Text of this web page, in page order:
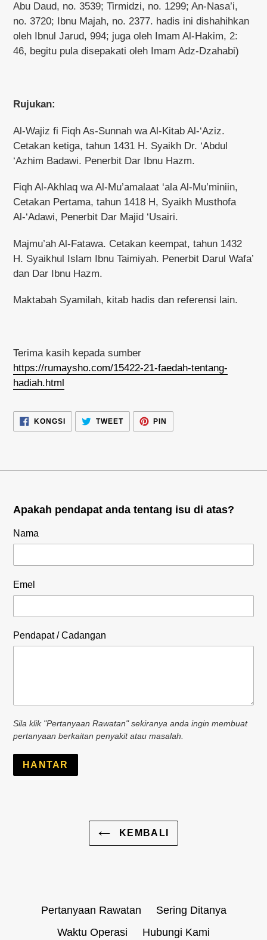
Abu Daud, no. 3539; Tirmidzi, no. 1299; An-Nasa’i,
no. 3720; Ibnu Majah, no. 2377. hadis ini dishahihkan
oleh Ibnul Jarud, 994; juga oleh Imam Al-Hakim, 2:
46, begitu pula disepakati oleh Imam Adz-Dzahabi)
Rujukan:
Al-Wajiz fi Fiqh As-Sunnah wa Al-Kitab Al-‘Aziz.
Cetakan ketiga, tahun 1431 H. Syaikh Dr. ‘Abdul
‘Azhim Badawi. Penerbit Dar Ibnu Hazm.
Fiqh Al-Akhlaq wa Al-Mu’amalaat ‘ala Al-Mu’miniin,
Cetakan Pertama, tahun 1418 H, Syaikh Musthofa
Al-‘Adawi, Penerbit Dar Majid ‘Usairi.
Majmu’ah Al-Fatawa. Cetakan keempat, tahun 1432
H. Syaikhul Islam Ibnu Taimiyah. Penerbit Darul Wafa’
dan Dar Ibnu Hazm.
Maktabah Syamilah, kitab hadis dan referensi lain.
Terima kasih kepada sumber
https://rumaysho.com/15422-21-faedah-tentang-
hadiah.html
KONGSI KONGSI
DALAM
FACEBOOK
TWEETTWEET
DALAM
TWITTER
PIN
PINTEREST
Apakah pendapat anda tentang isu di atas?
Nama
Emel
Pendapat / Cadangan
Sila klik "Pertanyaan Rawatan" sekiranya anda ingin membuat
pertanyaan berkaitan penyakit atau masalah.
KEMBALI
Pertanyaan Rawatan
Sering Ditanya
Waktu Operasi
Hubungi Kami